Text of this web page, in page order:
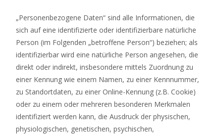
„Personenbezogene Daten“ sind alle Informationen, die
sich auf eine identifizierte oder identifizierbare natürliche
Person (im Folgenden „betroffene Person“) beziehen; als
identifizierbar wird eine natürliche Person angesehen, die
direkt oder indirekt, insbesondere mittels Zuordnung zu
einer Kennung wie einem Namen, zu einer Kennnummer,
zu Standortdaten, zu einer Online-Kennung (z.B. Cookie)
oder zu einem oder mehreren besonderen Merkmalen
identifiziert werden kann, die Ausdruck der physischen,
physiologischen, genetischen, psychischen,